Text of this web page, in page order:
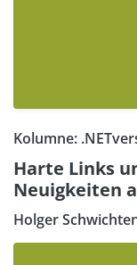
Kolumne:
Harte Links
Neuigkeiten
Holger